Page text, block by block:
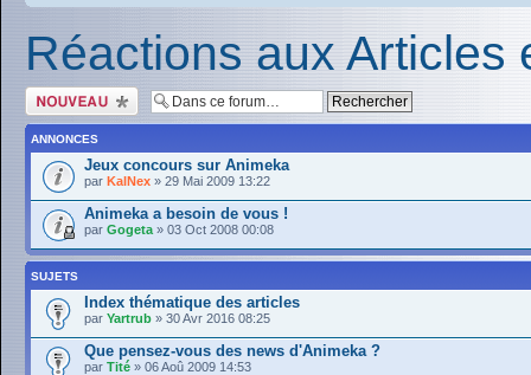
Réactions aux Articles
Écrire un nouveau
sujet
ANNONCES
Jeux concours sur Animeka
par KalNex » 29 Mai 2009 13:22
Animeka a besoin de vous !
par Gogeta » 03 Oct 2008 00:08
SUJETS
Index thématique des articles
par Yartrub » 30 Avr 2016 08:25
Que pensez-vous des news d'Animeka ?
par Tité » 06 Aoû 2009 14:53